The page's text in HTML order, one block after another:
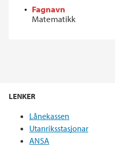
Fagnavn
Matematikk
LENKER
Lånekassen
Utanriksstasjonar
ANSA